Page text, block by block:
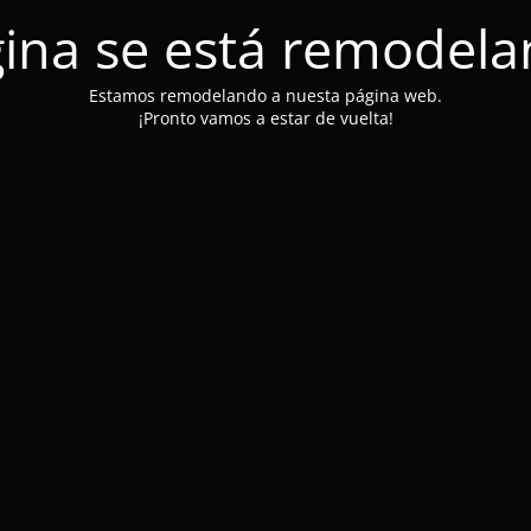
se está
Estamos remodelando a nuesta página web.
¡Pronto vamos a estar de vuelta!